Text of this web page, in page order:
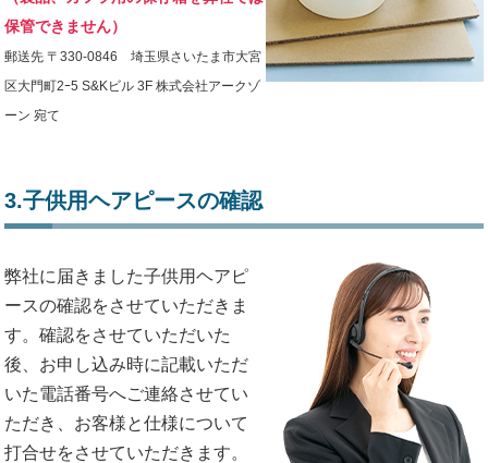
保管できません）
郵送先 〒330-0846 埼玉県さいたま市大宮
区大門町2ｰ5 S&Kビル 3F 株式会社アークゾ
ーン 宛て
3.子供用ヘアピースの確認
弊社に届きました子供用ヘアピ
ースの確認をさせていただきま
す。確認をさせていただいた
後、お申し込み時に記載いただ
いた電話番号へご連絡させてい
ただき、お客様と仕様について
打合せをさせていただきます。